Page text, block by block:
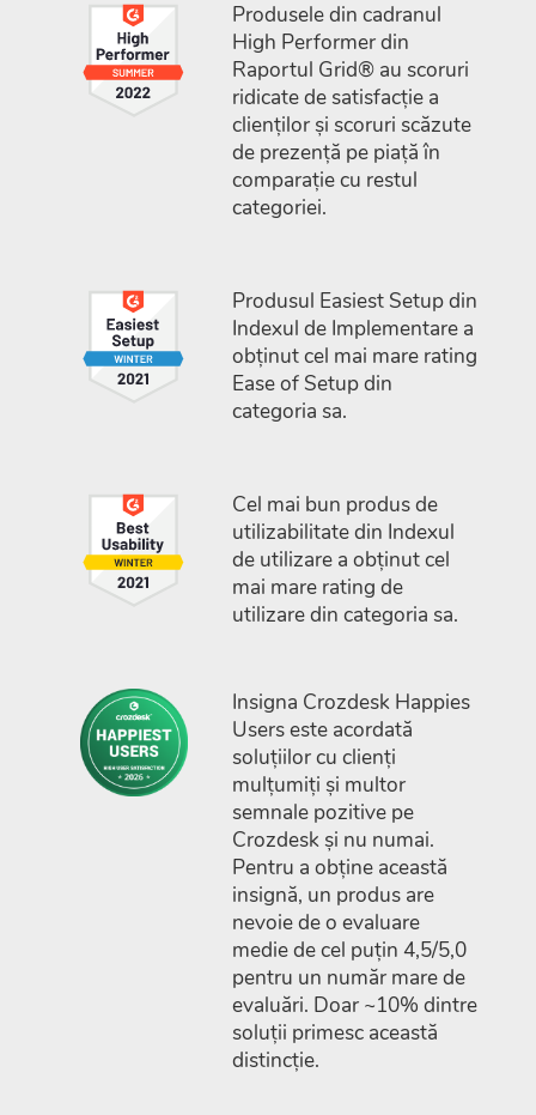
Produsele din cadranul
High Performer din
Raportul Grid® au scoruri
ridicate de satisfacție a
clienților și scoruri scăzute
de prezență pe piață în
comparație cu restul
categoriei.
Produsul Easiest Setup din
Indexul de Implementare a
obținut cel mai mare rating
Ease of Setup din
categoria sa.
Cel mai bun produs de
utilizabilitate din Indexul
de utilizare a obținut cel
mai mare rating de
utilizare din categoria sa.
Insigna Crozdesk Happies
Users este acordată
soluțiilor cu clienți
mulțumiți și multor
semnale pozitive pe
Crozdesk și nu numai.
Pentru a obține această
insignă, un produs are
nevoie de o evaluare
medie de cel puțin 4,5/5,0
pentru un număr mare de
evaluări. Doar ~10% dintre
soluții primesc această
distincție.